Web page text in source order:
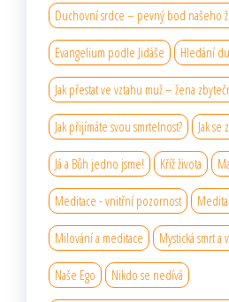
Duchovní srdce – pevný bod našeho
Evangelium podle Jidáše Hledání
Jak přestat ve vztahu muž – žena
Jak přijímáte svou smrtelnost? Jak se
Já a Bůh jedno jsme! Kříž života
Meditace - vnitřní pozornost
Milování a meditace Mystická smrt a
Naše Ego Nikdo se nedívá